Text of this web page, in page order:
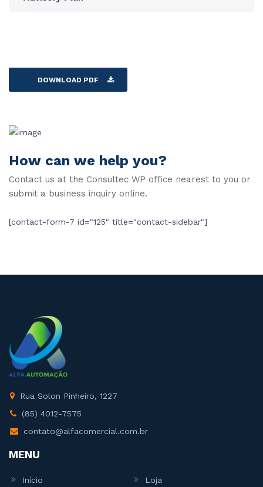
DOWNLOAD PDF
How can we help you?
Contact us at the Consultec WP office nearest to you or
submit a business inquiry online.
[contact-form-7 id="125" title="contact-sidebar"]
Rua Solon Pinheiro, 1227
(85) 4012-7575
contato@alfacomercial.com.br
MENU
Início Loja